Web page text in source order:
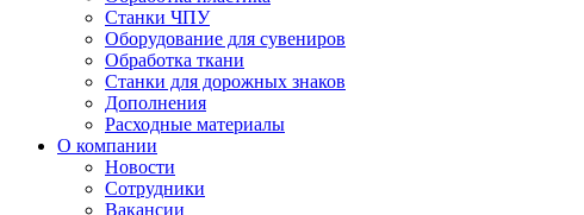
Станки ЧПУ
Оборудование для сувениров
Обработка ткани
Станки для дорожных знаков
Дополнения
Расходные материалы
О компании
Новости
Сотрудники
Вакансии